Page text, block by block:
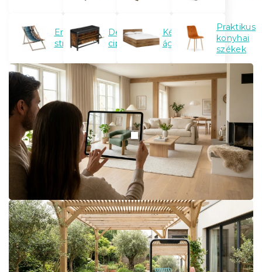
Eredeti
strandszékek
Designos
cipőtárolók
Kényelmes
ágyak
Praktikus
konyhai
székek